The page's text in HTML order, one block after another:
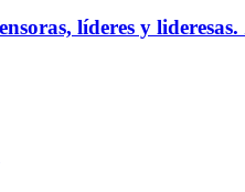
líderes y lideresas.